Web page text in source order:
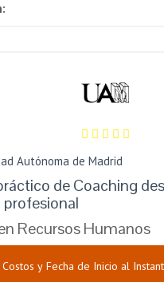
Autónoma de Madrid
de Coaching
profesional
Recursos Humanos
Costos y Fecha de Inicio al